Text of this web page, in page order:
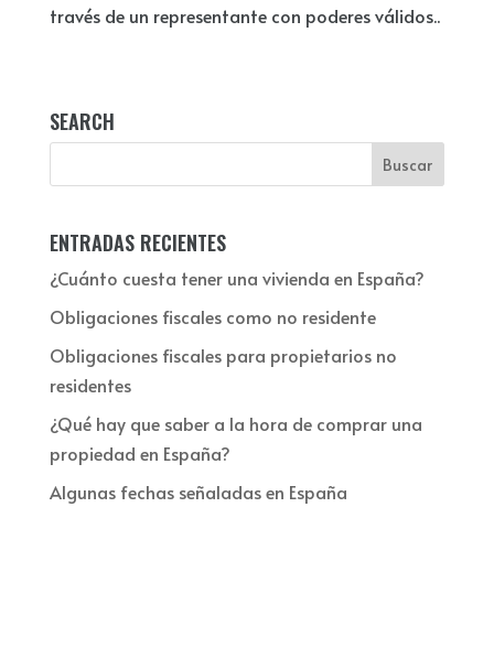
través de un representante con poderes válidos..
SEARCH
ENTRADAS RECIENTES
¿Cuánto cuesta tener una vivienda en España?
Obligaciones fiscales como no residente
Obligaciones fiscales para propietarios no
residentes
¿Qué hay que saber a la hora de comprar una
propiedad en España?
Algunas fechas señaladas en España